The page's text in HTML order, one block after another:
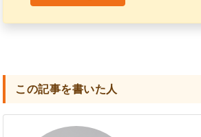
この記事を書いた人